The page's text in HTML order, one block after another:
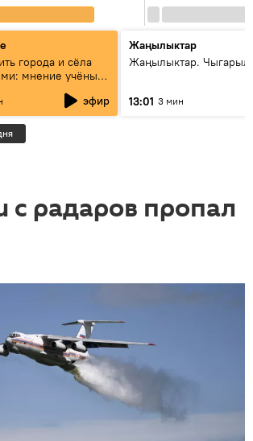
города и сёла
мнение учёных
эфир
Жаңылыктар
Жаңылыктар.
13:01 3 мин
с радаров пропал